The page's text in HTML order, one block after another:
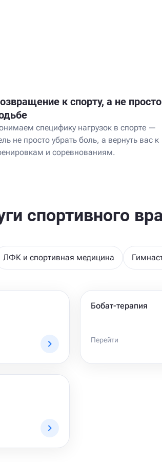
к спорту, а не
специфику нагрузок в спорте —
не просто убрать боль, а вернуть вас к
и соревнованиям.
спортивного
ЛФК и спортивная медицина
Бобат-терапия
Перейти